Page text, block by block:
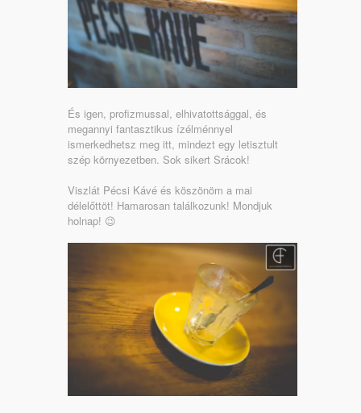
És igen, profizmussal, elhivatottsággal, és
megannyi fantasztikus ízélménnyel
ismerkedhetsz meg itt, mindezt egy letisztult
szép környezetben. Sok sikert Srácok!
Viszlát Pécsi Kávé és köszönöm a mai
délelőttöt! Hamarosan találkozunk! Mondjuk
holnap! 😉